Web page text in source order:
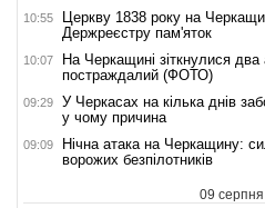
10:55
Церкву 1838 року на
Держреєстру пам'яток
10:07
На Черкащині зіткнулися
постраждалий (ФОТО)
09:29
У Черкасах на кілька днів
у чому причина
09:09
Нічна атака на Черкащину:
ворожих безпілотників
09